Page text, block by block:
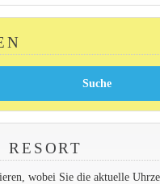
wobei Sie die aktuelle